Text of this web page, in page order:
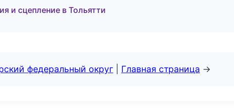
и сцепление в Тольятти
федеральный округ Главная страница →